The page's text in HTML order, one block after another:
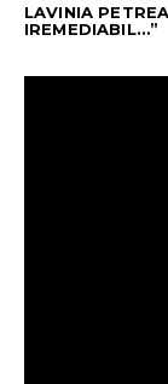
LAVINIA
IREMEDIABIL…”